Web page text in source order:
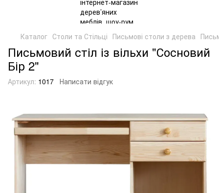
Каталог Столи та Стільці Письмові столи з дерева
Письмовий стіл із вільхи "Сосновий
Бір 2"
Артикул: 1017 Написати відгук